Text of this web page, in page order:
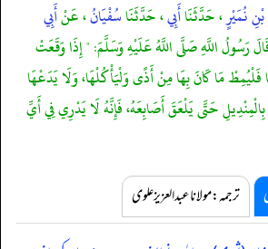
نُمَيْرٍ، حَدَّثَنَاأَبِي، حَدَّثَنَاسُفْيَانُ، عَنْأَبِي
رَسُولُ اللَّهِ صَلَّى اللَّهُ عَلَيْهِ وَسَلَّمَ: " إِذَا وَقَعَتْ
مَا كَانَ بِهَا مِنْ أَذًى وَلْيَأْكُلْهَا، وَلَا يَدَعْهَا
حَتَّى يَلْعَقَ أَصَابِعَهُ، فَإِنَّهُ لَا يَدْرِي فِي أَيِّ
ترجمہ:مولانا عبدالعزیز علوی